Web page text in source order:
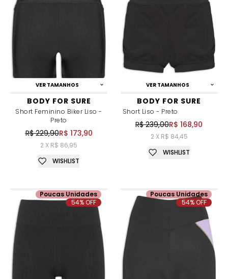
VER TAMANHOS
BODY FOR SURE
Short Feminino Biker Liso -
Preto
R$ 229,90R$ 173,90
2 X R$ 86,95
WISHLIST
VER TAMANHOS
BODY FOR SURE
Short Liso - Preto
R$ 239,00R$ 168,90
2 X R$ 84,45
WISHLIST
Poucas Unidades
54% OFF
Poucas Unidades
54% OFF